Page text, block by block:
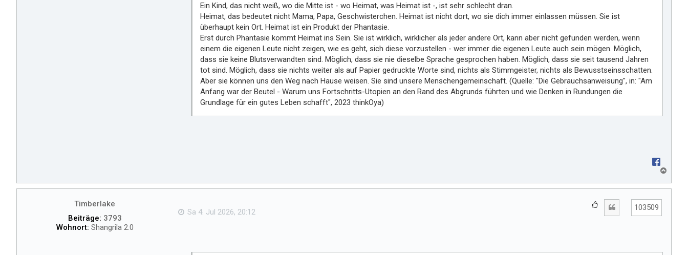
Ein Kind, das nicht weiß, wo die Mitte ist - wo Heimat, was Heimat ist -, ist sehr schlecht dran.
Heimat, das bedeutet nicht Mama, Papa, Geschwisterchen. Heimat ist nicht dort, wo sie dich immer einlassen müssen. Sie ist
überhaupt kein Ort. Heimat ist ein Produkt der Phantasie.
Erst durch Phantasie kommt Heimat ins Sein. Sie ist wirklich, wirklicher als jeder andere Ort, kann aber nicht gefunden werden, wenn
einem die eigenen Leute nicht zeigen, wie es geht, sich diese vorzustellen - wer immer die eigenen Leute auch sein mögen. Möglich,
dass sie keine Blutsverwandten sind. Möglich, dass sie nie dieselbe Sprache gesprochen haben. Möglich, dass sie seit tausend Jahren
tot sind. Möglich, dass sie nichts weiter als auf Papier gedruckte Worte sind, nichts als Stimmgeister, nichts als Bewusstseinsschatten.
Aber sie können uns den Weg nach Hause weisen. Sie sind unsere Menschengemeinschaft. (Quelle: "Die Gebrauchsanweisung", in: "Am
Anfang war der Beutel - Warum uns Fortschritts-Utopien an den Rand des Abgrunds führten und wie Denken in Rundungen die
Grundlage für ein gutes Leben schafft", 2023 thinkOya)
c
Timberlake
Beiträge: 3793
Wohnort: Shangrila 2.0
103509
Sa 4. Jul 2026, 20:12